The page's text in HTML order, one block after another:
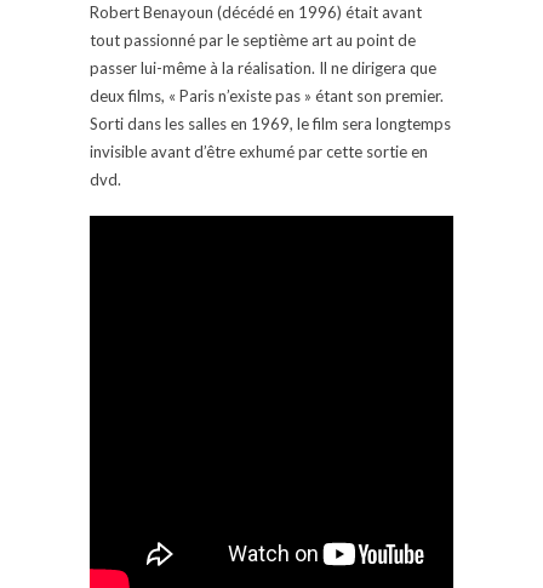
Robert Benayoun (décédé en 1996) était avant
tout passionné par le septième art au point de
passer lui-même à la réalisation. Il ne dirigera que
deux films, « Paris n’existe pas » étant son premier.
Sorti dans les salles en 1969, le film sera longtemps
invisible avant d’être exhumé par cette sortie en
dvd.